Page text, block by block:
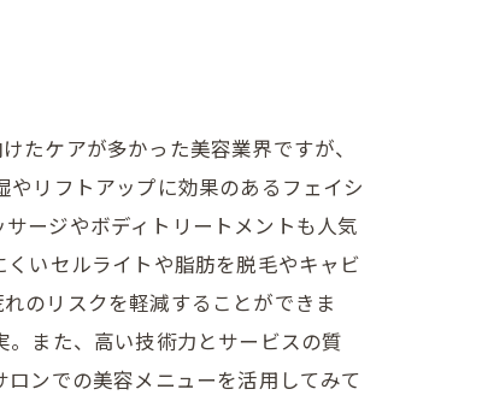
たケアが多かった美容業界ですが、
リフトアップに効果のあるフェイシ
ージやボディトリートメントも人気
いセルライトや脂肪を脱毛やキャビ
のリスクを軽減することができま
また、高い技術力とサービスの質
ンでの美容メニューを活用してみて